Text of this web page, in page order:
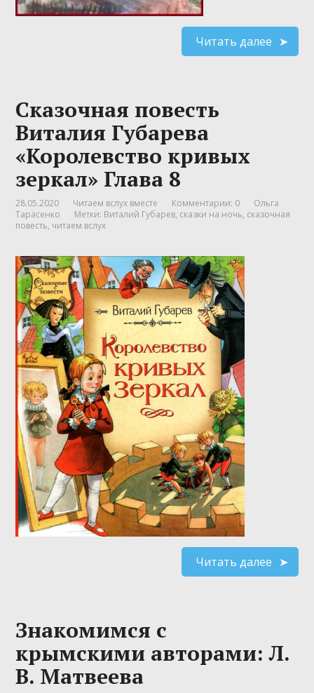
Читать далее
Сказочная повесть
Виталия Губарева
«Королевство кривых
зеркал» Глава 8
28.05.2020 Читаем вслух вместе Комментарии: 0
Ольга
Тарасенко
Метки: Виталий Губарев, сказки на ночь, сказочная
повесть, читаем вслух
Читать далее
Знакомимся с
крымскими авторами: Л.
В. Матвеева